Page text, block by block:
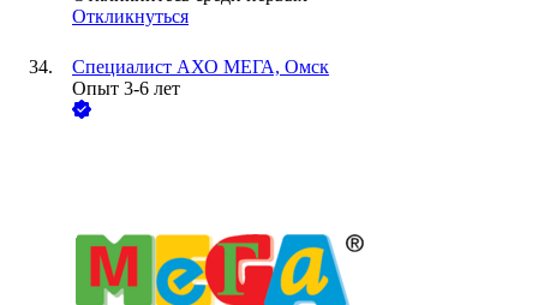
Откликнуться
Специалист АХО МЕГА, Омск
Опыт 3-6 лет